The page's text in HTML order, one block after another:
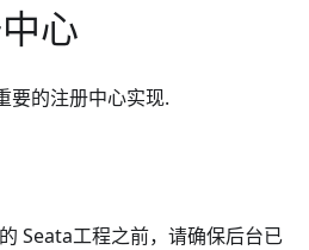
心
要的注册中心实现.
Seata工程之前，请确保后台已